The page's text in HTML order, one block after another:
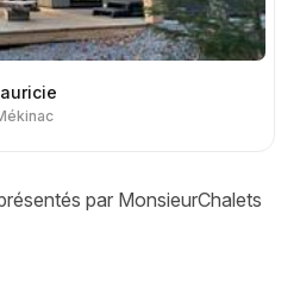
par MonsieurChalets